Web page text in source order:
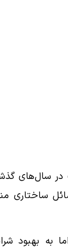
در سال‌های
ساختاری
به بهبود